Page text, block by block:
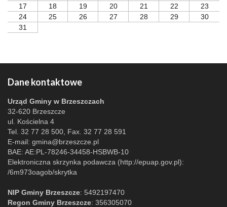
17
18 19 20 21 22
23
24
25 26 27 28 29
30
31
Dane kontaktowe
Urząd Gminy w Brzeszczach
32-620 Brzeszcze
ul. Kościelna 4
Tel. 32 77 28 500, Fax. 32 77 28 591
E-mail: gmina@brzeszcze.pl
BAE: AE:PL-78246-34458-HSBWB-10
Elektroniczna skrzynka podawcza (http://epuap.gov.pl):
/6m973oagob/skrytka
NIP Gminy Brzeszcze: 5492197470
Regon Gminy Brzeszcze: 356305070